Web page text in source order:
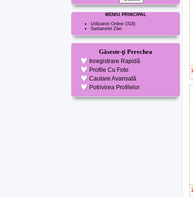
MENIU PRINCIPAL
Utilizatori Online (318)
Sarbatoritii Zilei
Găseste-ţi Perechea
Inregistrare Rapidă
Profile Cu Foto
Cautare Avansată
Potrivirea Profilelor